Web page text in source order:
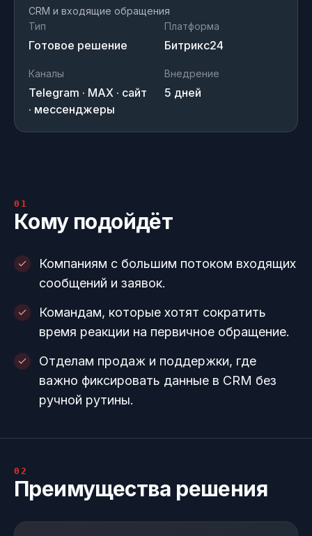
CRM и входящие обращения
Тип
Готовое решение
Платформа
Битрикс24
Каналы
Telegram · MAX · сайт
· мессенджеры
Внедрение
5 дней
01
Кому подойдёт
Компаниям с большим потоком входящих
сообщений и заявок.
Командам, которые хотят сократить
время реакции на первичное обращение.
Отделам продаж и поддержки, где
важно фиксировать данные в CRM без
ручной рутины.
02
Преимущества решения